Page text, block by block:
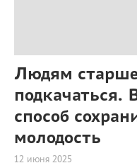
Людям
подкачаться.
способ
молодость
12 июня 2025